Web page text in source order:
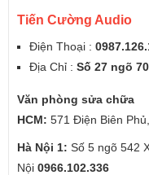
Tiến Cường Audio
Điện Thoại :
Địa Chỉ : Số 27 ngõ
Văn phòng sửa chữa
HCM: 571 Điện Biên
Hà Nội 1: Số 5 ngõ 542
Nội 0966.102.336